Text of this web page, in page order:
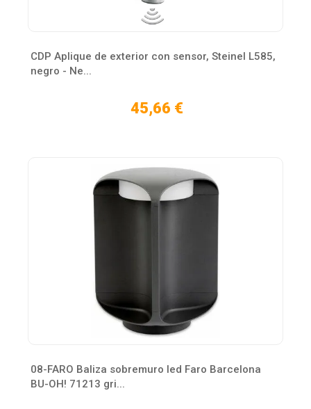
CDP Aplique de exterior con sensor, Steinel L585,
negro - Ne...
45,66 €
08-FARO Baliza sobremuro led Faro Barcelona
BU-OH! 71213 gri...